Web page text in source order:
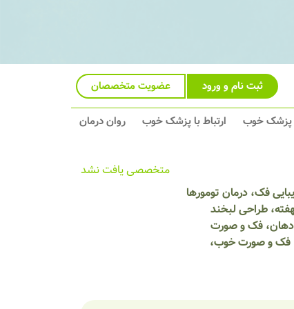
ثبت نام و ورود عضویت متخصصان
پزشک خوب ارتباط با پزشک خوب روان درمان
فک، درمان تومورها
طراحی لبخند
دهان، فک و صورت
فک و صورت خوب،
متخصصی یافت نشد